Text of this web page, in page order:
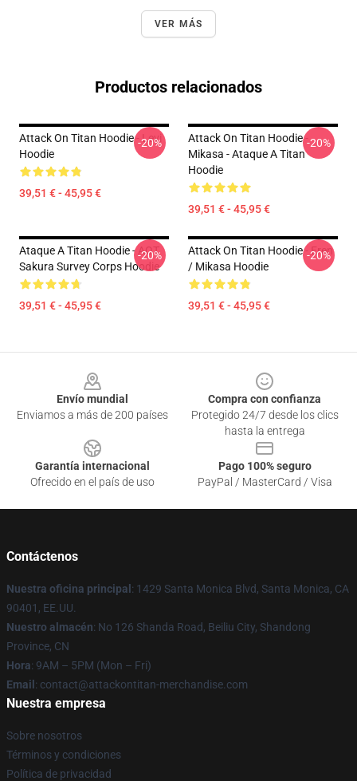
VER MÁS
Productos relacionados
Attack On Titan Hoodie - Levi
Hoodie
39,51 € - 45,95 €
-20%
Attack On Titan Hoodie -
Mikasa - Ataque A Titan
Hoodie
39,51 € - 45,95 €
-20%
Ataque A Titan Hoodie - AOT
Sakura Survey Corps Hoodie
39,51 € - 45,95 €
-20%
Attack On Titan Hoodie - Eren
/ Mikasa Hoodie
39,51 € - 45,95 €
-20%
Envío mundial
Enviamos a más de 200 países
Compra con confianza
Protegido 24/7 desde los clics
hasta la entrega
Garantía internacional
Ofrecido en el país de uso
Pago 100% seguro
PayPal / MasterCard / Visa
Contáctenos
Nuestra oficina principal : 1429 Santa Monica Blvd, Santa Monica, CA
90401, EE.UU.
Nuestro almacén: No 126 Shanda Road, Beiliu City, Shandong
Province, CN
Hora: 9AM – 5PM (Mon – Fri)
Email : contact@attackontitan-merchandise.com
Nuestra empresa
Sobre nosotros
Términos y condiciones
Política de privacidad